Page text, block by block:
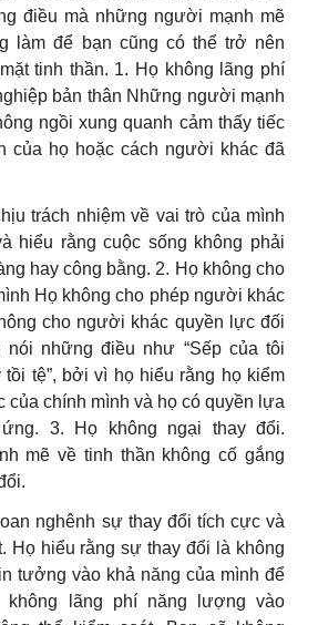
điều mà những người mạnh mẽ
làm để bạn cũng có thể trở nên
tinh thần. 1. Họ không lãng phí
bản thân Những người mạnh
ngồi xung quanh cảm thấy tiếc
của họ hoặc cách người khác đã
trách nhiệm về vai trò của mình
hiểu rằng cuộc sống không phải
hay công bằng. 2. Họ không cho
Họ không cho phép người khác
cho người khác quyền lực đối
những điều như “Sếp của tôi
tồi tệ”, bởi vì họ hiểu rằng họ kiểm
của chính mình và họ có quyền lựa
3. Họ không ngại thay đổi.
mẽ về tinh thần không cố gắng
nghênh sự thay đổi tích cực và
Họ hiểu rằng sự thay đổi là không
tưởng vào khả năng của mình để
không lãng phí năng lượng vào